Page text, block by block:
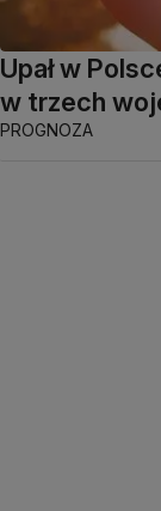
Upał w
w trzech
PROGNOZA